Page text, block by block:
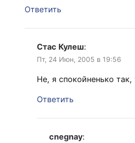
Ответить
Стас Кулеш:
Пт, 24 Июн, 2005 в 19:56
Не, я спокойненько так,
Ответить
cnegnay: